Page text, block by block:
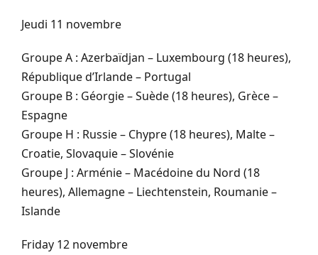
Jeudi 11 novembre
Groupe A : Azerbaïdjan – Luxembourg (18 heures),
République d’Irlande – Portugal
Groupe B : Géorgie – Suède (18 heures), Grèce –
Espagne
Groupe H : Russie – Chypre (18 heures), Malte –
Croatie, Slovaquie – Slovénie
Groupe J : Arménie – Macédoine du Nord (18
heures), Allemagne – Liechtenstein, Roumanie –
Islande
Friday 12 novembre